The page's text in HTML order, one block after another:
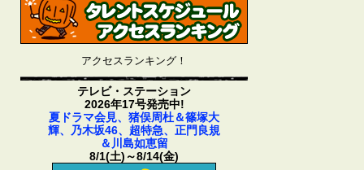
アクセスランキング！
テレビ・ステーション
2026年17号発売中!
夏ドラマ会見、猪俣周杜＆篠塚大
輝、乃木坂46、超特急、正門良規
＆川島如恵留
8/1(土)～8/14(金)